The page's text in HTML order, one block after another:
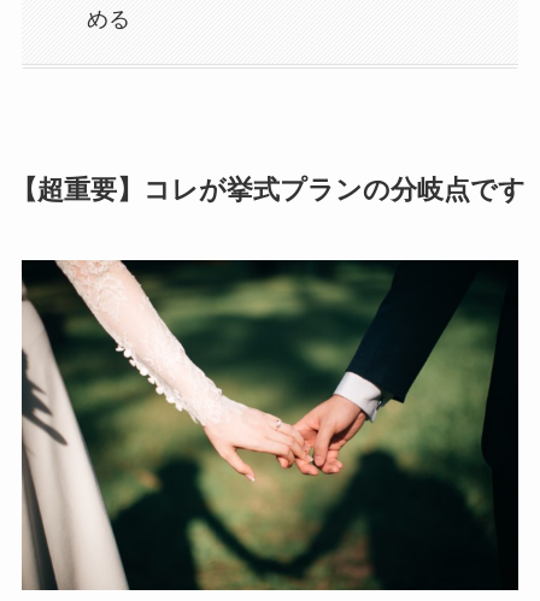
める
【超重要】コレが挙式プランの分岐点です